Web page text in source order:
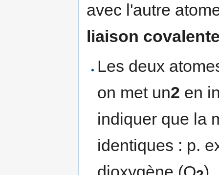
avec l'autre
liaison
Les deux
on met un2 en
indiquer que la
identiques : p.